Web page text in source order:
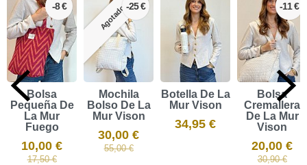
-8 €
Bolsa
Pequeña De
La Mur
Fuego
10,00 €
17,50 €
Agotado-25 €
Mochila
Bolso De La
Mur Vison
30,00 €
55,00 €
Botella De La
Mur Vison
34,95 €
-11 €
Bolsa
Cremallera
De La Mur
Vison
20,00 €
30,90 €